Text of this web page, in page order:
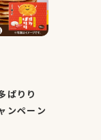
ぱりり
ンペーン